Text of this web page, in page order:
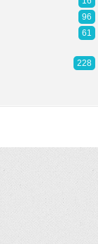
96
61
228